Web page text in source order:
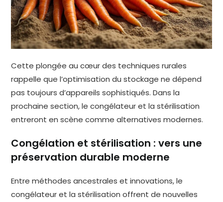
Cette plongée au cœur des techniques rurales
rappelle que l’optimisation du stockage ne dépend
pas toujours d’appareils sophistiqués. Dans la
prochaine section, le congélateur et la stérilisation
entreront en scène comme alternatives modernes.
Congélation et stérilisation : vers une
préservation durable moderne
Entre méthodes ancestrales et innovations, le
congélateur et la stérilisation offrent de nouvelles